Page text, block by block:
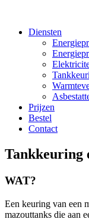
Diensten
Prijzen
Bestel
Contact
Tankkeuring
WAT?
Een keuring van een
mazouttanks die aan